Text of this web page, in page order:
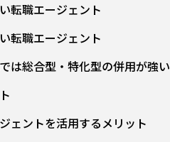
転職エージェント
転職エージェント
は総合型・特化型の併用が強い
ェントを活用するメリット